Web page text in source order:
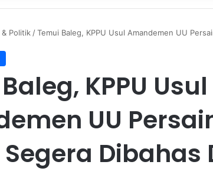
Politik /Temui Baleg, KPPU Usul Amandemen UU
KPPU Usul
UU
Dibahas